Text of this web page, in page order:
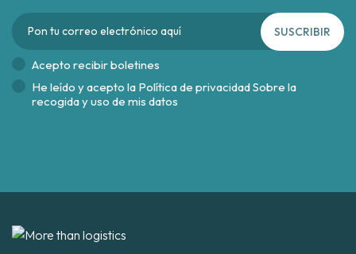
SUSCRIBIR
Acepto recibir boletines
He leído y acepto la Política de privacidad Sobre la
recogida y uso de mis datos